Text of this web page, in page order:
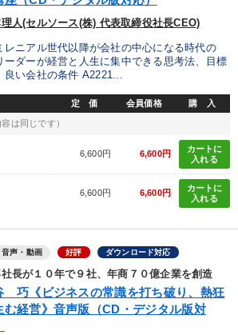
人(セルソース(株) 代表取締役社長CEO)
レニアル世代以降が会社の中心になる時代の
ーダーが経営と人生に集中できる思考法、目標
い会社の条件 A2221...
定 価 会員価格 購 入
は同じです）
6,600円 6,600円
カートに
入れる
6,600円 6,600円
カートに
入れる
音声・動画 好評 ダウンロード対応
長が１０年で９社、年商７０億企業を創造
巧《ビジネスの常識を打ち破り、熱狂
む経営》音声版（CD・デジタル版対